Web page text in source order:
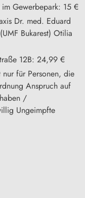
im Gewerbepark: 15 €
Dr. med. Eduard
Bukarest) Otilia
12B: 24,99 €
nur für Personen, die
Anspruch auf
/
Ungeimpfte